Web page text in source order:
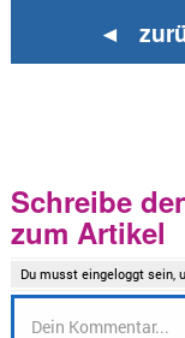
◄
Schreibe
zum Artikel